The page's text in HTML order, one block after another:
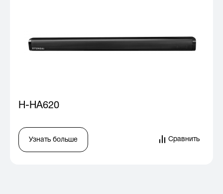
H-HA620
Узнать больше Сравнить